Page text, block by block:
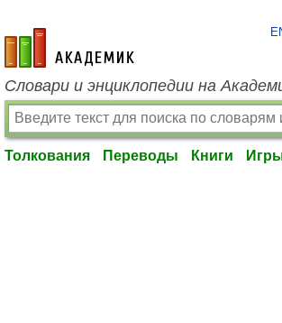
academic.ru
Словари и энциклопедии на
Толкования Переводы Книги